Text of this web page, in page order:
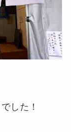
でした！